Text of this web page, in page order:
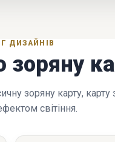
ДИЗАЙНІВ
зоряну
зоряну карту, карту
світіння.